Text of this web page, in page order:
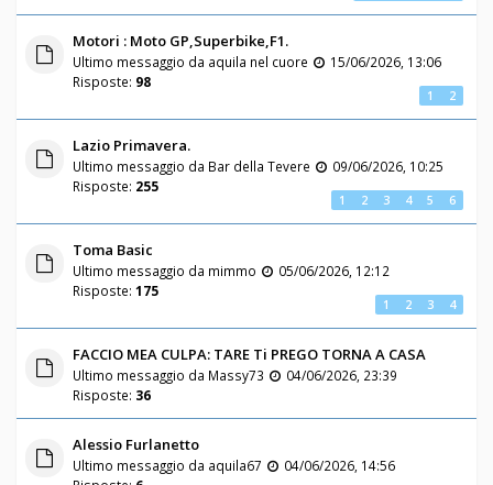
Motori : Moto GP,Superbike,F1.
Ultimo messaggio da aquila nel cuore
15/06/2026, 13:06
Risposte: 98
1 2
Lazio Primavera.
Ultimo messaggio da Bar della Tevere
09/06/2026, 10:25
Risposte: 255
1 2 3 4 5 6
Toma Basic
Ultimo messaggio da mimmo
05/06/2026, 12:12
Risposte: 175
1 2 3 4
FACCIO MEA CULPA: TARE Ti PREGO TORNA A CASA
Ultimo messaggio da Massy73
04/06/2026, 23:39
Risposte: 36
Alessio Furlanetto
Ultimo messaggio da aquila67
04/06/2026, 14:56